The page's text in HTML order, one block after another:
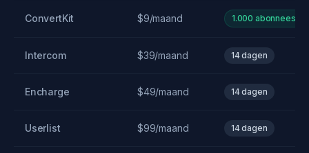
ConvertKit $9/maand 1.000 abonnees
Intercom $39/maand 14 dagen
Encharge $49/maand 14 dagen
Userlist $99/maand 14 dagen